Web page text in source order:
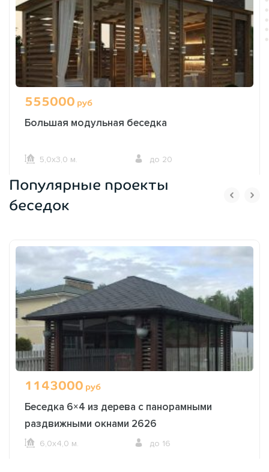
555000 руб
Большая модульная беседка
5,0х3,0 м. до 20
ОФОРМИТЬ ЗАКАЗ
Популярные проекты
беседок
1143000 руб
Беседка 6×4 из дерева с панорамными
раздвижными окнами 2626
6,0х4,0 м. до 16